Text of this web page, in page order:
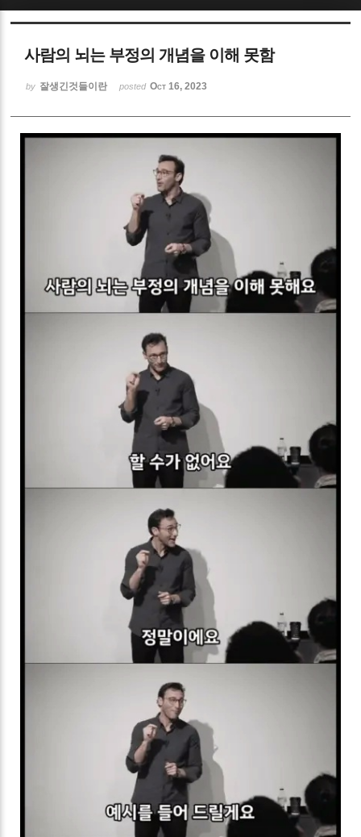
사람의 뇌는 부정의 개념을 이해 못함
by 잘생긴것들이란 posted Oct 16, 2023
Sketchbook5, 스케치북5
Sketchbook5, 스케치북5